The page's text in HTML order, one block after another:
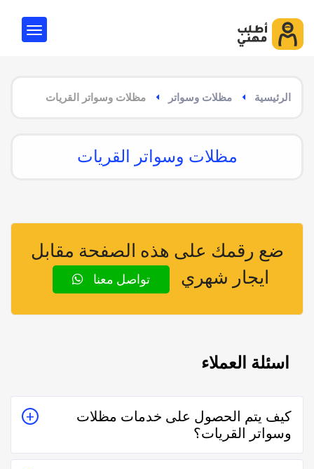
الرئيسية مظلات وسواتر مظلات وسواتر القريات
مظلات وسواتر القريات
ضع رقمك على هذه الصفحة مقابل
ايجار شهري
تواصل معنا
اسئلة العملاء
كيف يتم الحصول على خدمات مظلات
وسواتر القريات؟
يتم الحصول على خدمات مظلات وسواتر القريات من خلال